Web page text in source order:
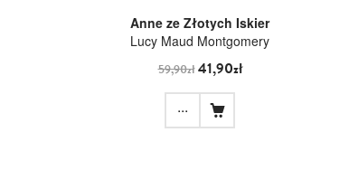
Anne ze Złotych Iskier
Lucy Maud Montgomery
59,90zł41,90zł
...